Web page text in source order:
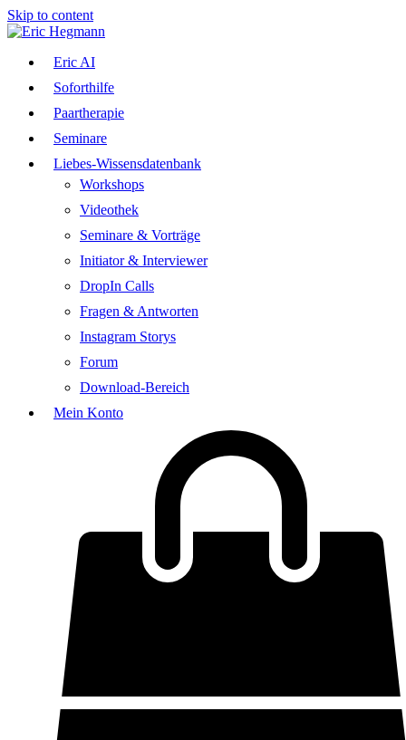
Skip to content
Eric AI
Soforthilfe
Paartherapie
Seminare
Liebes-Wissensdatenbank
Workshops
Videothek
Seminare & Vorträge
Initiator & Interviewer
DropIn Calls
Fragen & Antworten
Instagram Storys
Forum
Download-Bereich
Mein Konto